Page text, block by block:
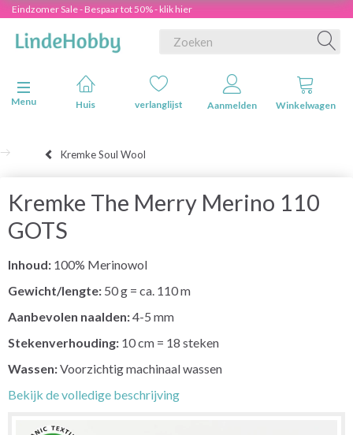
Eindzomer Sale - Bespaar tot 50% - klik hier
Navigatie in-/uitschakelen
Menu
Huis verlanglijst Aanmelden Winkelwagen
Kremke Soul Wool
Kremke The Merry Merino 110
GOTS
Inhoud: 100% Merinowol
Gewicht/lengte: 50 g = ca. 110 m
Aanbevolen naalden:4-5 mm
Stekenverhouding: 10 cm = 18 steken
Wassen:Voorzichtig machinaal wassen
Bekijk de volledige beschrijving